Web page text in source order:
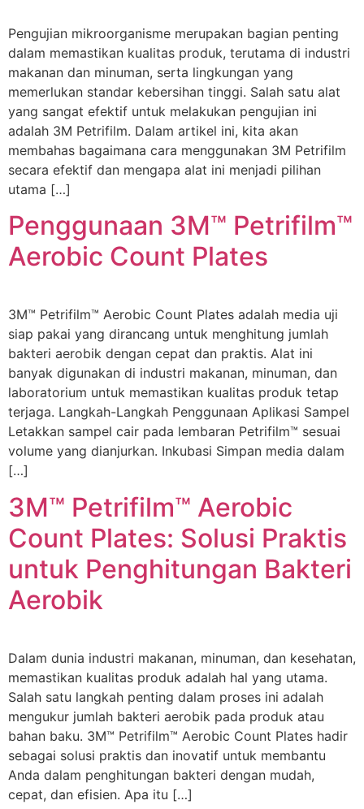
Pengujian mikroorganisme merupakan bagian penting
dalam memastikan kualitas produk, terutama di industri
makanan dan minuman, serta lingkungan yang
memerlukan standar kebersihan tinggi. Salah satu alat
yang sangat efektif untuk melakukan pengujian ini
adalah 3M Petrifilm. Dalam artikel ini, kita akan
membahas bagaimana cara menggunakan 3M Petrifilm
secara efektif dan mengapa alat ini menjadi pilihan
utama […]
Penggunaan 3M™ Petrifilm™
Aerobic Count Plates
3M™ Petrifilm™ Aerobic Count Plates adalah media uji
siap pakai yang dirancang untuk menghitung jumlah
bakteri aerobik dengan cepat dan praktis. Alat ini
banyak digunakan di industri makanan, minuman, dan
laboratorium untuk memastikan kualitas produk tetap
terjaga. Langkah-Langkah Penggunaan Aplikasi Sampel
Letakkan sampel cair pada lembaran Petrifilm™ sesuai
volume yang dianjurkan. Inkubasi Simpan media dalam
[…]
3M™ Petrifilm™ Aerobic
Count Plates: Solusi Praktis
untuk Penghitungan Bakteri
Aerobik
Dalam dunia industri makanan, minuman, dan kesehatan,
memastikan kualitas produk adalah hal yang utama.
Salah satu langkah penting dalam proses ini adalah
mengukur jumlah bakteri aerobik pada produk atau
bahan baku. 3M™ Petrifilm™ Aerobic Count Plates hadir
sebagai solusi praktis dan inovatif untuk membantu
Anda dalam penghitungan bakteri dengan mudah,
cepat, dan efisien. Apa itu […]